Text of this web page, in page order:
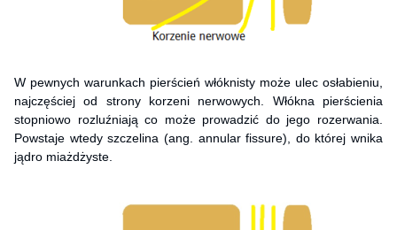
W pewnych warunkach pierścień włóknisty może ulec osłabieniu,
najczęściej od strony korzeni nerwowych. Włókna pierścienia
stopniowo rozluźniają co może prowadzić do jego rozerwania.
Powstaje wtedy szczelina (ang. annular fissure), do której wnika
jądro miażdżyste.